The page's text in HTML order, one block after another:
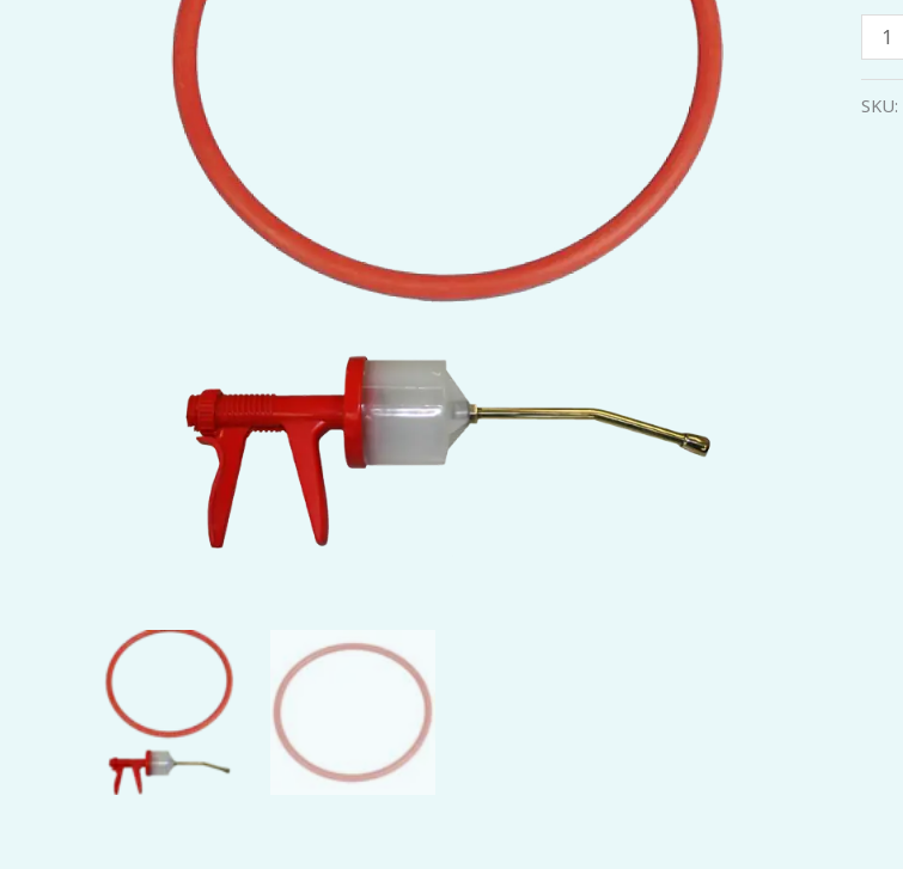
SKU: